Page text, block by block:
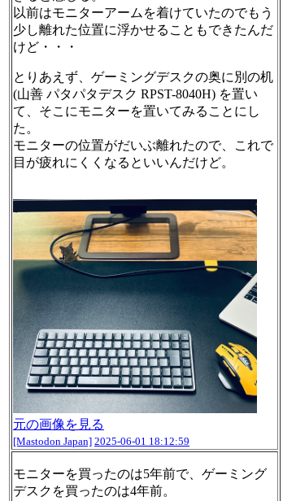
以前はモニターアームを着けていたのでもう
少し離れた位置に浮かせることもできたんだ
けど・・・
とりあえず、ゲーミングデスクの奥に別の机
(山善 パタパタデスク RPST-8040H) を置い
て、そこにモニターを置いてみることにし
た。
モニターの位置がだいぶ離れたので、これで
目が疲れにくくなるといいんだけど。
元の画像を見る
[Mastodon Japan] 2025-06-01 18:12:59
モニターを買ったのは5年前で、ゲーミング
デスクを買ったのは4年前。